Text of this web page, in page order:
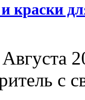
краски
с